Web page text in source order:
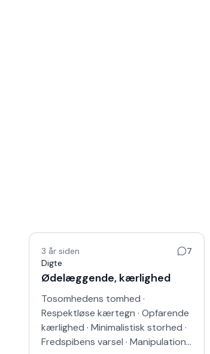
3 år siden
7
Digte
Ødelæggende, kærlighed
Tosomhedens tomhed ·
Respektløse kærtegn · Opfarende
kærlighed · Minimalistisk storhed ·
Fredspibens varsel · Manipulations